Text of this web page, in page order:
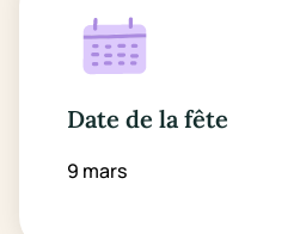
Date de la fête
9 mars